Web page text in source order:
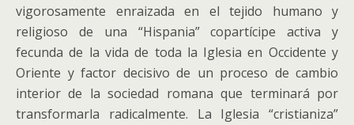
vigorosamente enraizada en el tejido humano y
religioso de una “Hispania” copartícipe activa y
fecunda de la vida de toda la Iglesia en Occidente y
Oriente y factor decisivo de un proceso de cambio
interior de la sociedad romana que terminará por
transformarla radicalmente. La Iglesia “cristianiza”